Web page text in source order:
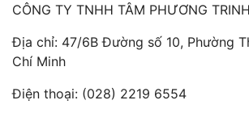
CÔNG TY TNHH TÂM PHƯƠNG TRINH
Địa chỉ: 47/6B Đường số 10, Phường
Chí Minh
Điện thoại: (028) 2219 6554